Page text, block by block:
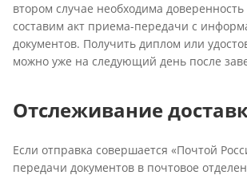
втором случае необходима
составим акт приема-передачи с
документов. Получить диплом или
можно уже на следующий день после
Отслеживание
Если отправка совершается «Почтой
передачи документов в почтовое